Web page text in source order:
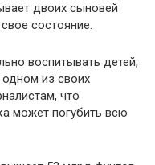
двоих сыновей
состояние.
воспитывать детей,
одном из своих
что
может погубить всю